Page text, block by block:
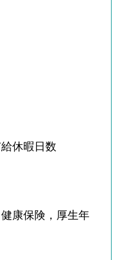
休暇日数
康保険，厚生年